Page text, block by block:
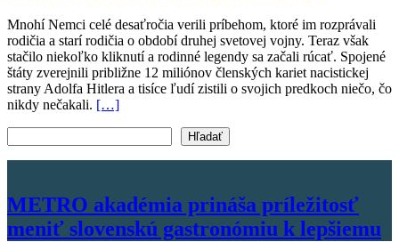
Mnohí Nemci celé desaťročia verili príbehom, ktoré im rozprávali
rodičia a starí rodičia o období druhej svetovej vojny. Teraz však
stačilo niekoľko kliknutí a rodinné legendy sa začali rúcať. Spojené
štáty zverejnili približne 12 miliónov členských kariet nacistickej
strany Adolfa Hitlera a tisíce ľudí zistili o svojich predkoch niečo, čo
nikdy nečakali. […]
Hľadať
METRO akadémia prináša príležitosť
meniť slovenskú gastronómiu k lepšiemu